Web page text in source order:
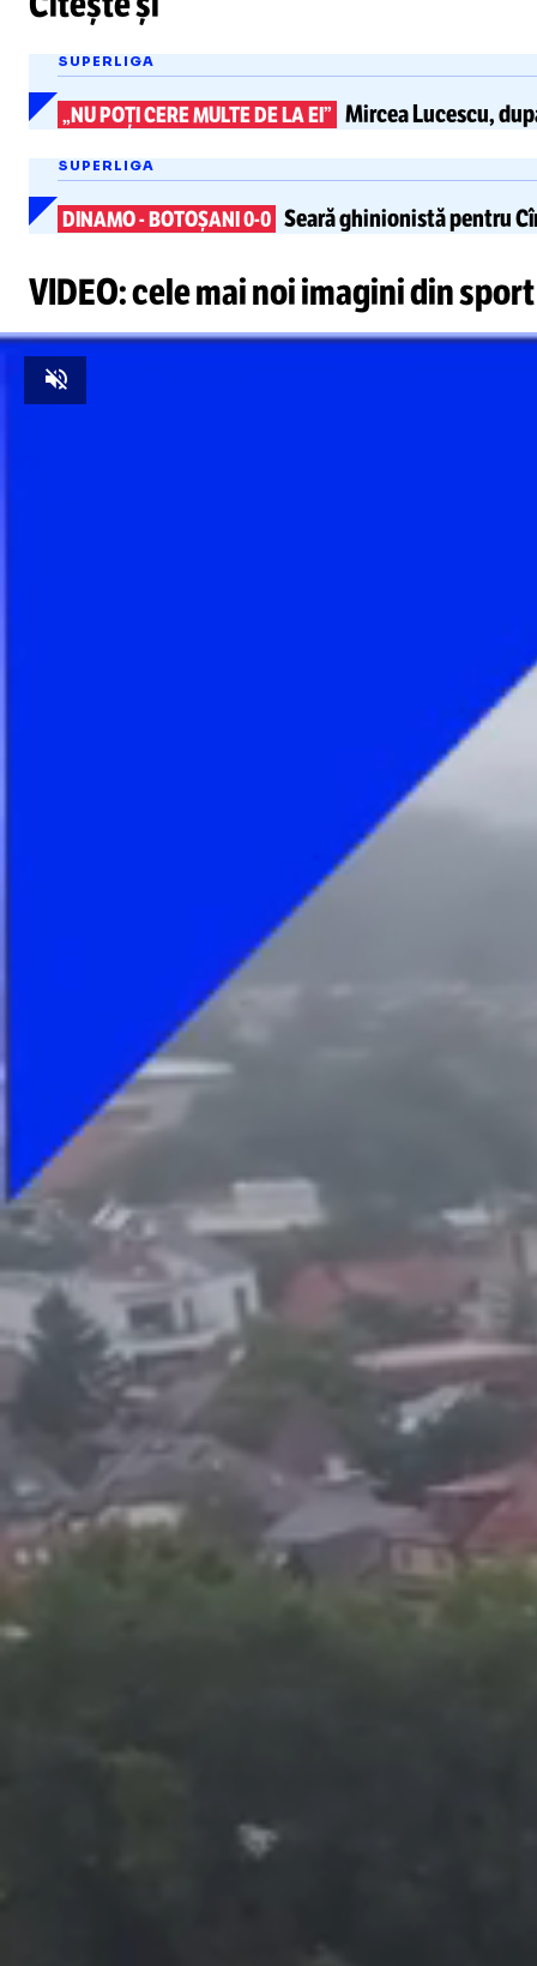
SUPERLIGA
„NU POȚI CERE MULTE DE LA EI” Mircea Lucescu,
SUPERLIGA
DINAMO-BOTOȘANI 0-0 Seară ghinionistă pentru
VIDEO: cele mai noi imagini din sport
Unmute